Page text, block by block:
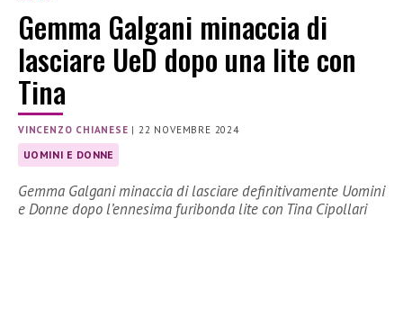
Gemma Galgani minaccia di
lasciare UeD dopo una lite con
Tina
VINCENZO CHIANESE |22 NOVEMBRE 2024
UOMINI E DONNE
Gemma Galgani minaccia di lasciare definitivamente Uomini
e Donne dopo l’ennesima furibonda lite con Tina Cipollari